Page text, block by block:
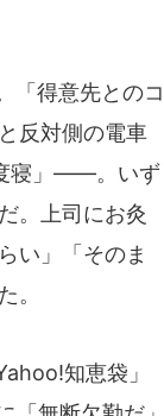
「得意先とのコ
反対側の電車
寝」――。いず
。上司にお灸
い」「そのま
。
知恵袋」